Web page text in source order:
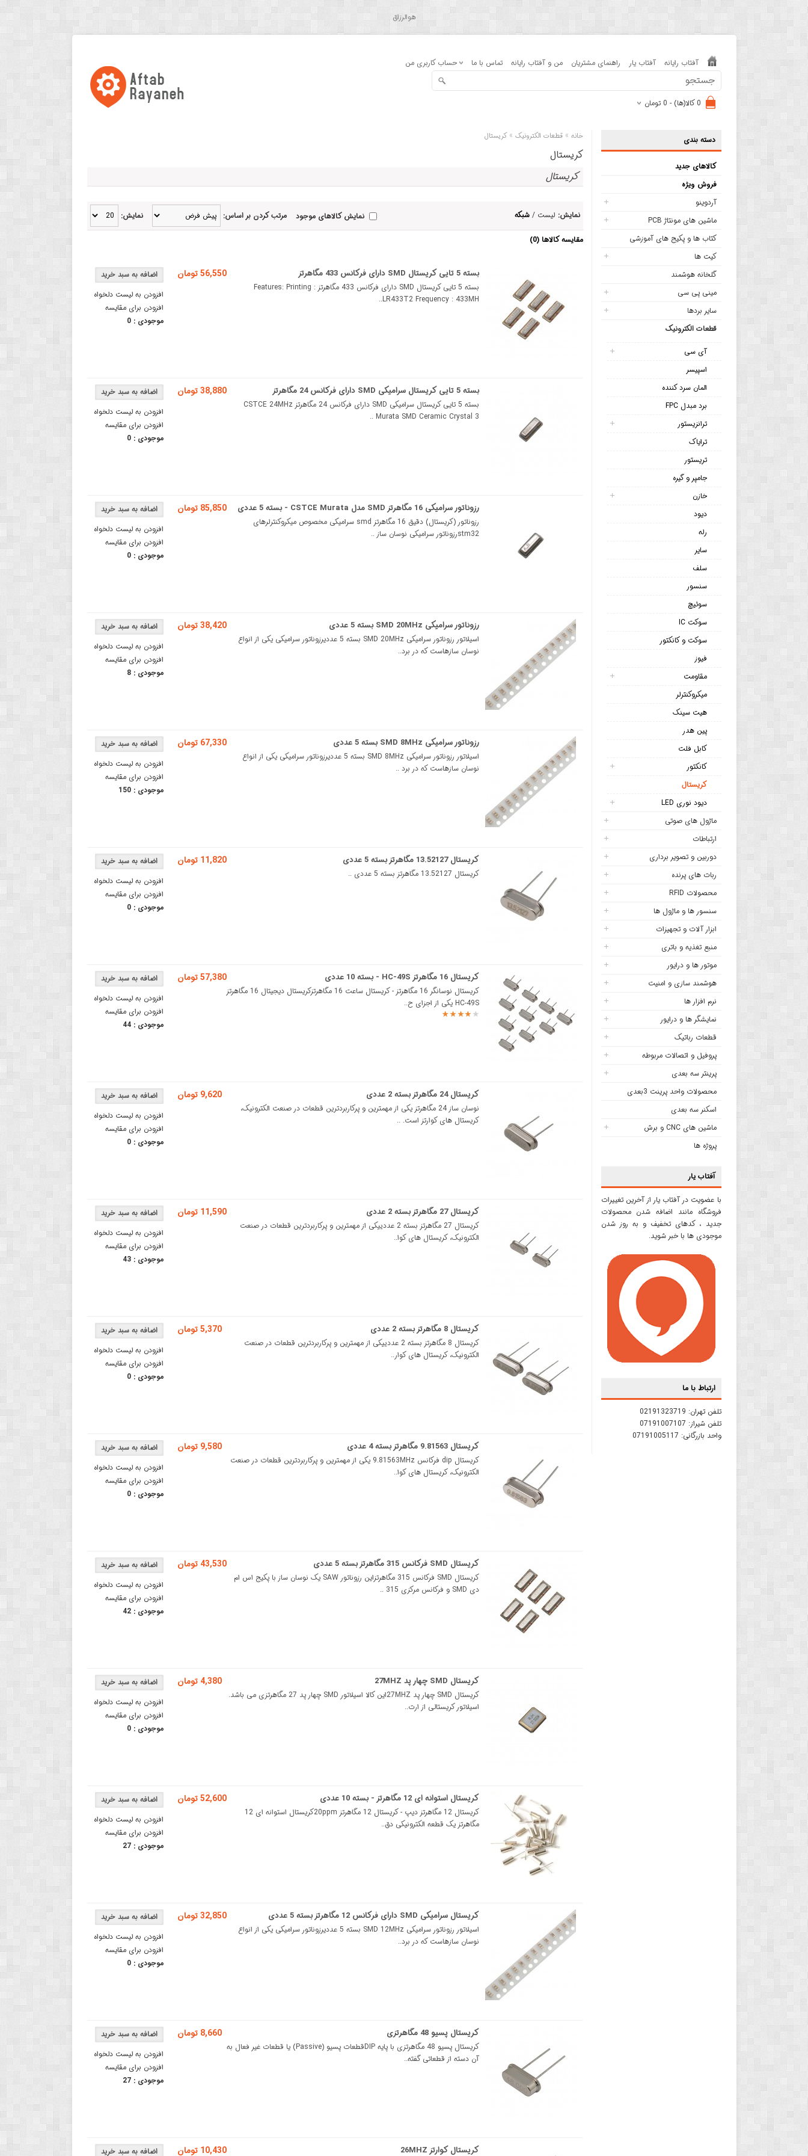
هوالرزاق
آفتاب رایانه آفتاب یار راهنمای مشتریان من و آفتاب رایانه تماس با ما حساب کاربری من
0 کالا(ها) - 0 تومان
دسته بندی
کالاهای جدید
فروش ویژه
آردوینو
ماشین های مونتاژ PCB
کتاب ها و پکیج های آموزشی
کیت ها
گلخانه هوشمند
مینی پی سی
سایر بردها
قطعات الکترونیک
آی سی
اسپیسر
المان سرد کننده
برد مبدل FPC
ترانزیستور
ترایاک
تریستور
جامپر و گیره
خازن
دیود
رله
سایر
سلف
سنسور
سوئیچ
سوکت IC
سوکت و کانکتور
فیوز
مقاومت
میکروکنترلر
هیت سینک
پین هدر
کابل فلت
کانکتور
کریستال
دیود نوری LED
ماژول های صوتی
ارتباطات
دوربین و تصویر برداری
ربات های پرنده
محصولات RFID
سنسور ها و ماژول ها
ابزار آلات و تجهیزات
منبع تغذیه و باتری
موتور ها و درایور
هوشمند سازی و امنیت
نرم افزار ها
نمایشگر ها و درایور
قطعات رباتیک
پروفیل و اتصالات مربوطه
پرینتر سه بعدی
محصولات واحد پرینت 3بعدی
اسکنر سه بعدی
ماشین های CNC و برش
پروژه ها
آفتاب یار
با عضویت در آفتاب یار از آخرین تغییرات
فروشگاه مانند اضافه شدن محصولات
جدید ، کدهای تخفیف و به روز شدن
موجودی ها با خبر شوید.
ارتباط با ما
تلفن تهران: 02191323719
تلفن شیراز: 07191007107
واحد بازرگانی: 07191005117
خانه »قطعات الکترونیک »کریستال
کریستال
کریستال
نمایش: لیست /شبکه نمایش: مرتب کردن بر اساس: نمایش کالاهای موجود
مقایسه کالاها (0)
افزودن به لیست دلخواه
افزودن برای مقایسه
موجودی :0
56,550 تومان بسته 5 تایی کریستال SMD دارای فرکانس 433 مگاهرتز
بسته 5 تایی کریستال SMD دارای فرکانس 433 مگاهرتز Features: Printing :
LR433T2 Frequency : 433MH..
افزودن به لیست دلخواه
افزودن برای مقایسه
موجودی :0
38,880 تومان بسته 5 تایی کریستال سرامیکی SMD دارای فرکانس 24 مگاهرتز
بسته 5 تایی کریستال سرامیکی SMD دارای فرکانس 24 مگاهرتز CSTCE 24MHz
Murata SMD Ceramic Crystal 3 ..
افزودن به لیست دلخواه
افزودن برای مقایسه
موجودی :0
85,850 تومان رزوناتور سرامیکی 16 مگاهرتز SMD مدل CSTCE Murata - بسته 5 عددی
رزوناتور (کریستال) دقیق 16 مگاهرتز smd سرامیکی مخصوص میکروکنترلرهای
stm32رزوناتور سرامیکی نوسان ساز ..
افزودن به لیست دلخواه
افزودن برای مقایسه
موجودی :8
38,420 تومان رزوناتور سرامیکی SMD 20MHz بسته 5 عددی
اسیلاتور رزوناتور سرامیکی SMD 20MHz بسته 5 عددیرزوناتور سرامیکی یکی از انواع
نوسان سازهاست که در برد..
افزودن به لیست دلخواه
افزودن برای مقایسه
موجودی :150
67,330 تومان رزوناتور سرامیکی SMD 8MHz بسته 5 عددی
اسیلاتور رزوناتور سرامیکی SMD 8MHz بسته 5 عددیرزوناتور سرامیکی یکی از انواع
نوسان سازهاست که در برد ..
افزودن به لیست دلخواه
افزودن برای مقایسه
موجودی :0
11,820 تومان کریستال 13.52127 مگاهرتز بسته 5 عددی
کریستال 13.52127 مگاهرتز بسته 5 عددی ..
افزودن به لیست دلخواه
افزودن برای مقایسه
موجودی :44
57,380 تومان کریستال 16 مگاهرتز HC-49S - بسته 10 عددی
کریستال نوسانگر 16 مگاهرتز - کریستال ساعت 16 مگاهرتزکریستال دیجیتال 16 مگاهرتز
HC-49S یکی از اجزای ح..
افزودن به لیست دلخواه
افزودن برای مقایسه
موجودی :0
9,620 تومان کریستال 24 مگاهرتز بسته 2 عددی
نوسان ساز 24 مگاهرتز یکی از مهمترین و پرکاربردترین قطعات در صنعت الکترونیک،
کریستال های کوارتز است. ..
افزودن به لیست دلخواه
افزودن برای مقایسه
موجودی :43
11,590 تومان کریستال 27 مگاهرتز بسته 2 عددی
کریستال 27 مگاهرتز بسته 2 عددییکی از مهمترین و پرکاربردترین قطعات در صنعت
الکترونیک، کریستال های کوا..
افزودن به لیست دلخواه
افزودن برای مقایسه
موجودی :0
5,370 تومان کریستال 8 مگاهرتز بسته 2 عددی
کریستال 8 مگاهرتز بسته 2 عددییکی از مهمترین و پرکاربردترین قطعات در صنعت
الکترونیک، کریستال های کوار..
افزودن به لیست دلخواه
افزودن برای مقایسه
موجودی :0
9,580 تومان کریستال 9.81563 مگاهرتز بسته 4 عددی
کریستال dip فرکانس 9.81563MHz یکی از مهمترین و پرکاربردترین قطعات در صنعت
الکترونیک، کریستال های کوا..
افزودن به لیست دلخواه
افزودن برای مقایسه
موجودی :42
43,530 تومان کریستال SMD فرکانس 315 مگاهرتز بسته 5 عددی
کریستال SMD فرکانس 315 مگاهرتزاین رزوناتور SAW یک نوسان ساز با پکیج اس ام
دی SMD و فرکانس مرکزی 315 ..
افزودن به لیست دلخواه
افزودن برای مقایسه
موجودی :0
4,380 تومان کریستال SMD چهار پد 27MHZ
کریستال SMD چهار پد 27MHZاین کالا اسیلاتور SMD چهار پد 27 مگاهرتزی می باشد.
اسیلاتور کریستالی از ارت..
افزودن به لیست دلخواه
افزودن برای مقایسه
موجودی :27
52,600 تومان کریستال استوانه ای 12 مگاهرتز - بسته 10 عددی
کریستال 12 مگاهرتز دیپ - کریستال 12 مگاهرتز 20ppmکریستال استوانه ای 12
مگاهرتز یک قطعه الکترونیکی دق..
افزودن به لیست دلخواه
افزودن برای مقایسه
موجودی :0
32,850 تومان کریستال سرامیکی SMD دارای فرکانس 12 مگاهرتز بسته 5 عددی
اسیلاتور رزوناتور سرامیکی SMD 12MHz بسته 5 عددیرزوناتور سرامیکی یکی از انواع
نوسان سازهاست که در برد..
افزودن به لیست دلخواه
افزودن برای مقایسه
موجودی :27
8,660 تومان کریستال پسیو 48 مگاهرتزی
کریستال پسیو 48 مگاهرتزی با پایه DIPقطعات پسیو (Passive) یا قطعات غیر فعال به
آن دسته از قطعاتی گفته..
10,430 تومان کریستال کوارتز 26MHZ